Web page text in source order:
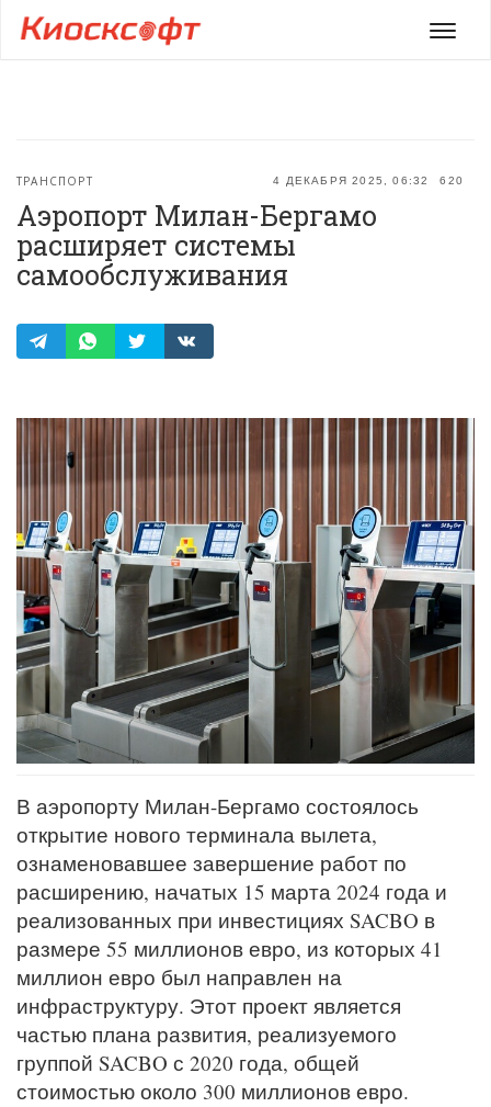
Меню
4 ДЕКАБРЯ 2025, 06:32 620
ТРАНСПОРТ
Аэропорт Милан-Бергамо
расширяет системы
самообслуживания
В аэропорту Милан-Бергамо состоялось
открытие нового терминала вылета,
ознаменовавшее завершение работ по
расширению, начатых 15 марта 2024 года и
реализованных при инвестициях SACBO в
размере 55 миллионов евро, из которых 41
миллион евро был направлен на
инфраструктуру. Этот проект является
частью плана развития, реализуемого
группой SACBO с 2020 года, общей
стоимостью около 300 миллионов евро.